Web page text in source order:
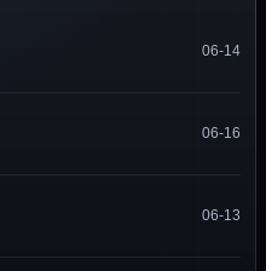
06-14
06-16
06-13